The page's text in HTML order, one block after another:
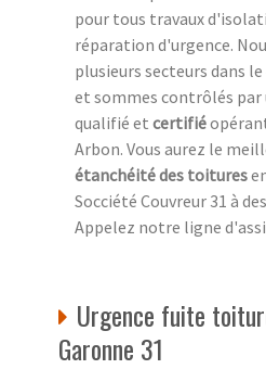
pour tous travaux
réparation d'urgence.
plusieurs secteurs dans le
et sommes contrôlés par
qualifié et certifié
Arbon. Vous aurez le
étanchéité des toitures
Socciété Couvreur 31 à
Appelez notre ligne
Urgence fuite
Garonne 31